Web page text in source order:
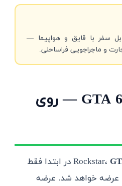
سفر با قایق و هواپیما —
و ماجراجویی فراساحلی.
🎮 پلتفرم‌های GTA 6 — روی
در ابتدا فقط
عرضه خواهد شد. عرضه